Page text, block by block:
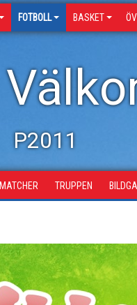
FOTBOLL BASKET
P2011
MATCHER TRUPPEN